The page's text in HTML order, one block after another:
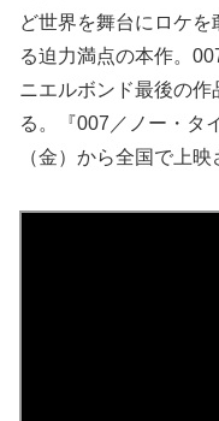
ど世界を舞台にロケ
る迫力満点の本作。
ニエルボンド最後の作
る。『007／ノー・タ
（金）から全国で上映